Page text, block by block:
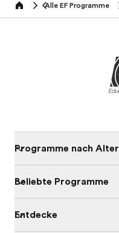
home Alle EF Programme
Programme nach Alter
Beliebte Programme
Entdecke